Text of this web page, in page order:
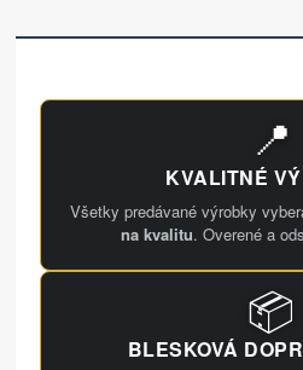
📍
KVALITNÉ
Všetky predávané výrobky
na kvalitu. Overené a
📦
BLESKOVÁ